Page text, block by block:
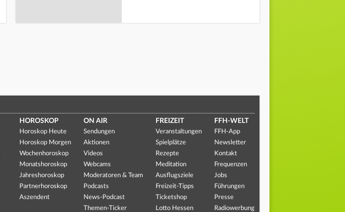
HOROSKOP
Horoskop Heute
Horoskop Morgen
Wochenhoroskop
Monatshoroskop
Jahreshoroskop
Partnerhoroskop
Aszendent
ON AIR
Sendungen
Aktionen
Videos
Webcams
Moderatoren & Team
Podcasts
News-Podcast
Themen-Ticker
FREIZEIT
Veranstaltungen
Spielplätze
Rezepte
Meditation
Ausflugsziele
Freizeit-Tipps
Ticketshop
Lotto Hessen
FFH-WELT
FFH-App
Newsletter
Kontakt
Frequenzen
Jobs
Führungen
Presse
Radiowerbung